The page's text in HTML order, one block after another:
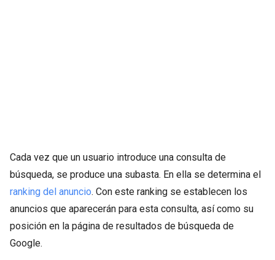
Cada vez que un usuario introduce una consulta de
búsqueda, se produce una subasta. En ella se determina el
ranking del anuncio. Con este ranking se establecen los
anuncios que aparecerán para esta consulta, así como su
posición en la página de resultados de búsqueda de
Google.